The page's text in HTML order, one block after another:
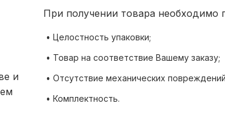
и
При получении товара необходимо
• Целостность упаковки;
• Товар на соответствие Вашему заказу;
• Отсутствие механических
• Комплектность.